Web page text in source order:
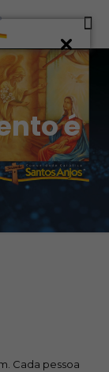
é
Cada pessoa